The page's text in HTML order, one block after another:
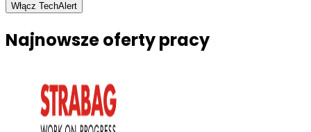
Włącz TechAlert
Najnowsze oferty pracy